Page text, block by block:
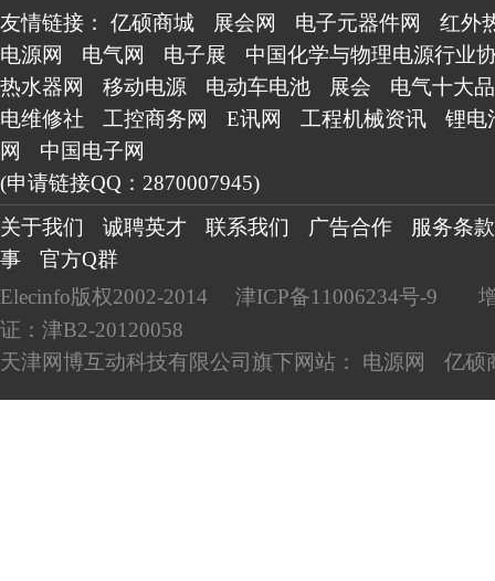
友情链接： 亿硕商城 展会网 电子元器件网
红外
电源网
电气网 电子展
中国化学与物理电源行业
热水器网
移动电源 电动车电池 展会
电气十大
电维修社
工控商务网 E讯网 工程机械资讯
锂电
网
中国电子网
(申请链接QQ：2870007945)
关于我们
诚聘英才 联系我们 广告合作
服务条款
事
官方Q群
Elecinfo版权2002-2014
津ICP备11006234号-9
证：津B2-20120058
天津网博互动科技有限公司旗下网站： 电源网 亿硕